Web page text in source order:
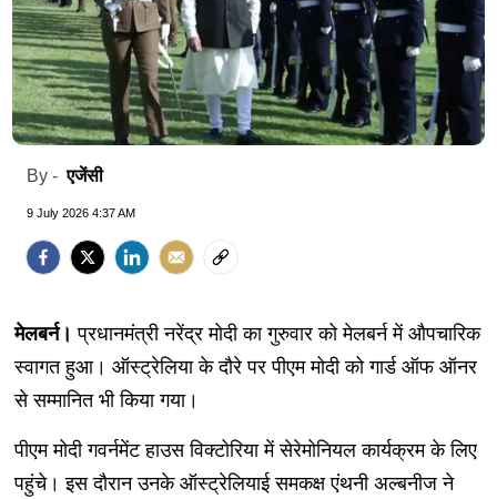
By -एजेंसी
9 July 2026 4:37 AM
मेलबर्न। प्रधानमंत्री नरेंद्र मोदी का गुरुवार को मेलबर्न में औपचारिक
स्वागत हुआ। ऑस्ट्रेलिया के दौरे पर पीएम मोदी को गार्ड ऑफ ऑनर
से सम्मानित भी किया गया।
पीएम मोदी गवर्नमेंट हाउस विक्टोरिया में सेरेमोनियल कार्यक्रम के लिए
पहुंचे। इस दौरान उनके ऑस्ट्रेलियाई समकक्ष एंथनी अल्बनीज ने